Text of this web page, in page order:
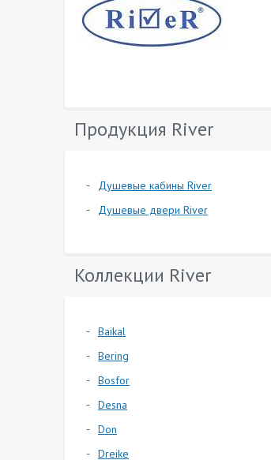
Продукция River
Душевые кабины River
Душевые двери River
Коллекции River
Baikal
Bering
Bosfor
Desna
Don
Dreike